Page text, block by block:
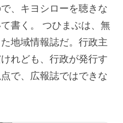
、キヨシローを聴きな
書く。 つひまぶは、無
地域情報誌だ。行政主
れども、行政が発行す
で、広報誌ではできな